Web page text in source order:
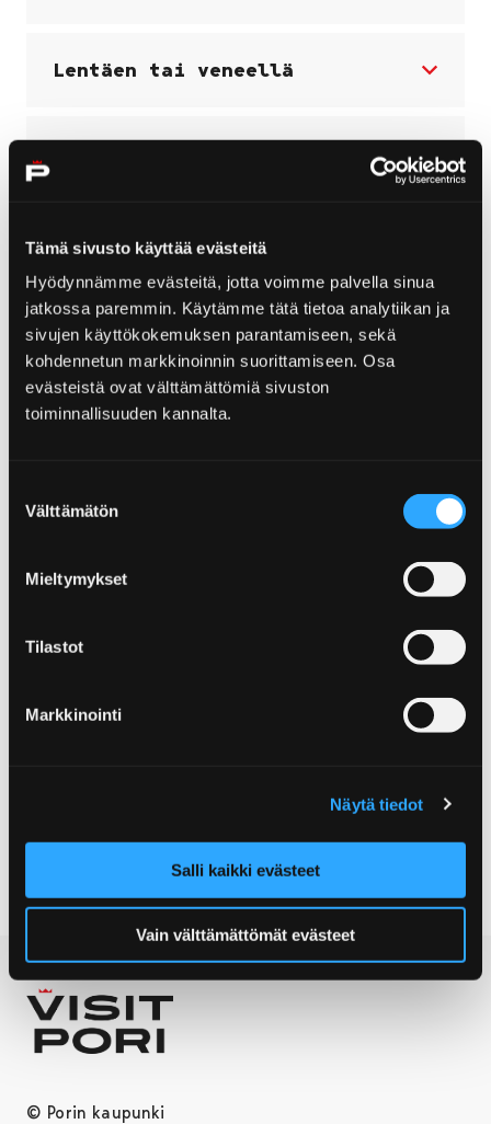
Tämä sivusto käyttää evästeitä
Hyödynnämme evästeitä, jotta voimme palvella sinua
jatkossa paremmin. Käytämme tätä tietoa analytiikan ja
sivujen käyttökokemuksen parantamiseen, sekä
kohdennetun markkinoinnin suorittamiseen. Osa
evästeistä ovat välttämättömiä sivuston
toiminnallisuuden kannalta.
valinta
Välttämätön
Mieltymykset
Tilastot
Markkinointi
Näytä tiedot
Salli kaikki evästeet
Vain välttämättömät evästeet
Lentäen tai veneellä
Bussilla
Omalla autolla
Autovuokraamo Porin Citycar
Satakunnan Aluetaksi Oy
© Porin kaupunki